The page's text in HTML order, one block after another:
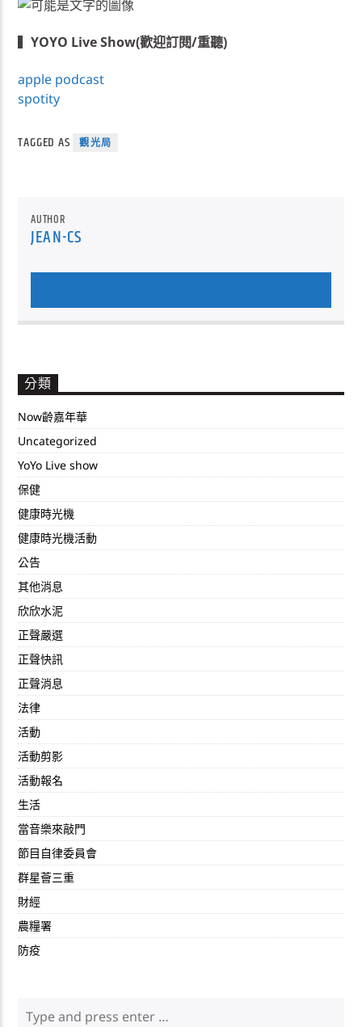
▍YOYO Live Show(歡迎訂閱/重聽)
apple podcast
spotity
TAGGED AS 觀光局
AUTHOR
JEAN-CS
分類
Now齡嘉年華
Uncategorized
YoYo Live show
保健
健康時光機
健康時光機活動
公告
其他消息
欣欣水泥
正聲嚴選
正聲快訊
正聲消息
法律
活動
活動剪影
活動報名
生活
當音樂來敲門
節目自律委員會
群星薈三重
財經
農糧署
防疫